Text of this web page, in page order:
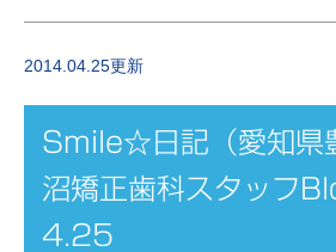
2014.04.25更新
Smile☆日記（愛知県
沼矯正歯科スタッフ
4.25